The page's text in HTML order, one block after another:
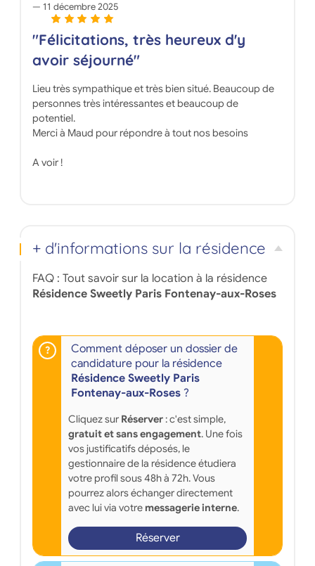
11 décembre 2025
"Félicitations, très heureux d'y
avoir séjourné"
Lieu très sympathique et très bien situé. Beaucoup de
personnes très intéressantes et beaucoup de
potentiel.
Merci à Maud pour répondre à tout nos besoins
A voir !
+ d'informations sur la résidence
FAQ : Tout savoir sur la location à la résidence
Résidence Sweetly Paris Fontenay-aux-Roses
Comment déposer un dossier de
candidature pour la résidence
Résidence Sweetly Paris
Fontenay-aux-Roses?
Cliquez sur Réserver: c'est simple,
gratuit et sans engagement. Une fois
vos justificatifs déposés, le
gestionnaire de la résidence étudiera
votre profil sous 48h à 72h. Vous
pourrez alors échanger directement
avec lui via votre messagerie interne.
Réserver